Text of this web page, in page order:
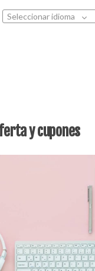
Seleccionar idioma
y cupones